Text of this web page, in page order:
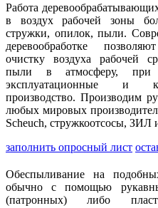
Работа
в воздух рабочей зоны
стружки, опилок, пыли.
деревообработке
очистку воздуха рабочей
пыли в атмосферу,
эксплуатационные и
производство. Производим
любых мировых
Scheuch, стружкоотсосы, ЗИЛ
заполнить опросный лист
Обеспыливание на
обычно с помощью
(патронных) либо